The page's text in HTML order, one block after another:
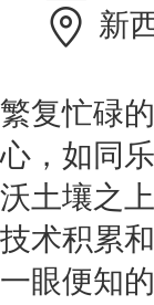
新
繁复忙碌
心，如同
沃土壤之
技术积累
一眼便知